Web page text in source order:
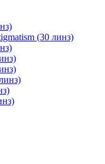
(30 линз)